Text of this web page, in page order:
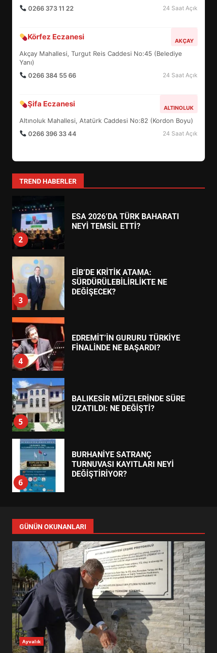
0266 373 11 22 24 Saat Açık
Körfez Eczanesi AKÇAY
Akçay Mahallesi, Turgut Reis Caddesi No:45 (Belediye
Yanı)
0266 384 55 66
24 Saat Açık
Şifa Eczanesi ALTINOLUK
Altınoluk Mahallesi, Atatürk Caddesi No:82 (Kordon Boyu)
0266 396 33 44
24 Saat Açık
TREND HABERLER
6
TURNUVASI KAYITLARI NEYİ
7
YENİ YÖNETİM NASIL
ŞEKİLLENDİ?
1
HAREKETE GEÇİYOR: GÖZLER
2
ESA 2026’DA TÜRK BAHARATI
NEYİ TEMSİL ETTİ?
3
EİB’DE KRİTİK ATAMA:
SÜRDÜRÜLEBİLİRLİKTE NE
DEĞİŞECEK?
4
EDREMİT’İN GURURU TÜRKİYE
FİNALİNDE NE BAŞARDI?
5
BALIKESİR MÜZELERİNDE SÜRE
UZATILDI: NE DEĞİŞTİ?
6
BURHANİYE SATRANÇ
TURNUVASI KAYITLARI NEYİ
DEĞİŞTİRİYOR?
7
YENİ YÖNETİM NASIL
ŞEKİLLENDİ?
1
AYVALIK SU MİRASI İÇİN
HAREKETE GEÇİYOR: GÖZLER
BULUŞMADA
ESA 2026’DA TÜRK BAHARATI
NEYİ TEMSİL ETTİ?
GÜNÜN OKUNANLARI
Ayvalık